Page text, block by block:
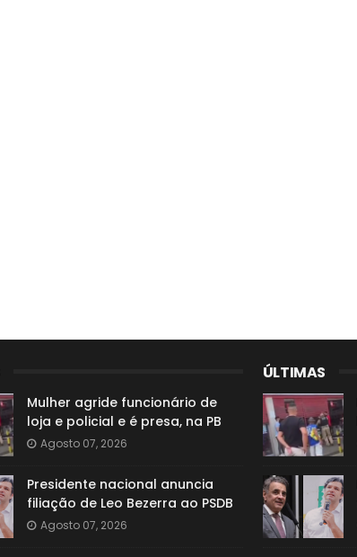
Mulher agride funcionário de
loja e policial e é presa, na PB
Agosto 07, 2026
Presidente nacional anuncia
filiação de Leo Bezerra ao PSDB
Agosto 07, 2026
ÚLTIMAS